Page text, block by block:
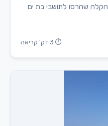
שהרסו לתושבי בת ים
⏱ 3 דק' קריאה